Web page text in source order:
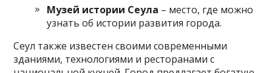
Музей истории Сеула – место, где можно
узнать об истории развития города.
Сеул также известен своими современными
зданиями, технологиями и ресторанами с